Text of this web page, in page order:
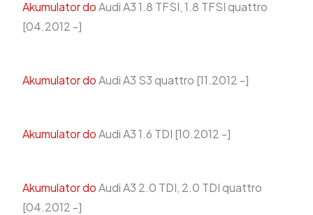
Akumulator doAudi A3 1.8 TFSI, 1.8 TFSI quattro
[04.2012 -]
Akumulator doAudi A3 S3 quattro [11.2012 -]
Akumulator doAudi A3 1.6 TDI [10.2012 -]
Akumulator doAudi A3 2.0 TDI, 2.0 TDI quattro
[04.2012 -]